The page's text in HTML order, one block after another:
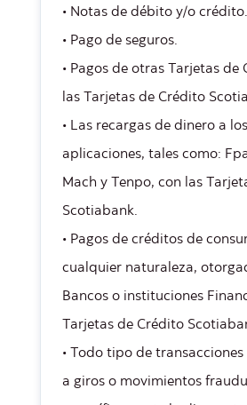
• Notas de débito y/o crédito.
• Pago de seguros.
• Pagos de otras Tarjetas de
las Tarjetas de Crédito
• Las recargas de dinero a
aplicaciones, tales como:
Mach y Tenpo, con las
Scotiabank.
• Pagos de créditos de
cualquier naturaleza,
Bancos o instituciones
Tarjetas de Crédito
• Todo tipo de
a giros o movimientos